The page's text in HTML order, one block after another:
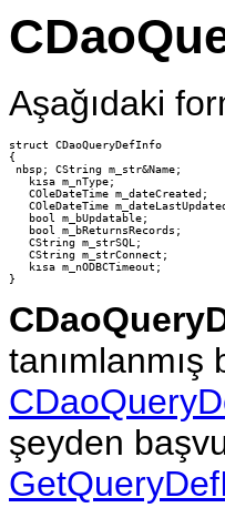
Aşağıdaki
struct CDaoQueryDefInfo
{
nbsp; CString m_str&Name;
kısa m_nType;
COleDateTime
COleDateTime
bool m_bUpdatable;
bool m_bReturnsRecords;
CString m_strSQL;
CString m_strConnect;
kısa m_nODBCTimeout;
şeyden